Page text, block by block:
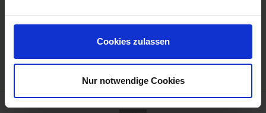
Cookies zulassen
Nur notwendige Cookies
Last Minute Flusskreuzfahrten
Flussreisen mit Rad
Kreuzfahrthäfen